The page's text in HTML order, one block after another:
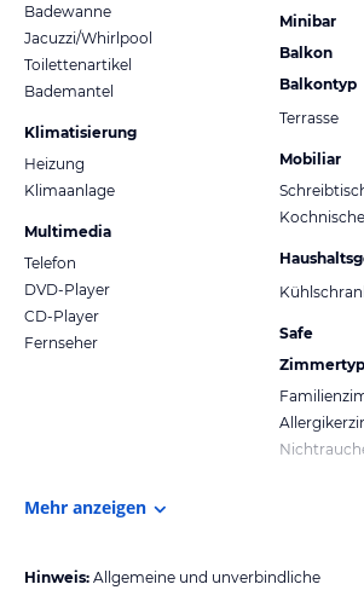
Badewanne
Jacuzzi/Whirlpool
Toilettenartikel
Bademantel
Klimatisierung
Heizung
Klimaanlage
Multimedia
Telefon
DVD-Player
CD-Player
Fernseher
Minibar
Balkon
Balkontyp
Terrasse
Mobiliar
Kochnische
Safe
Mehr anzeigen
Hinweis: Allgemeine und unverbindliche